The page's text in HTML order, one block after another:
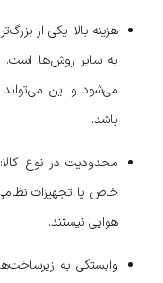
هزینه بالا: یکی از
به سایر روش‌ها
می‌شود و این می‌تواند
باشد.
محدودیت در نوع کالا:
خاص یا تجهیزات
هوایی نیستند.
وابستگی به